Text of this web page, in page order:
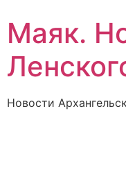
Маяк.
Новости